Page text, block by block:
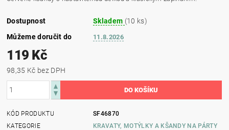
Dostupnost Skladem (10 ks)
Můžeme doručit do
11.8.2026
119 Kč
98,35 Kč bez DPH
KÓD PRODUKTU
SF46870
KATEGORIE
KRAVATY, MOTÝLKY A KŠANDY NA PÁRTY